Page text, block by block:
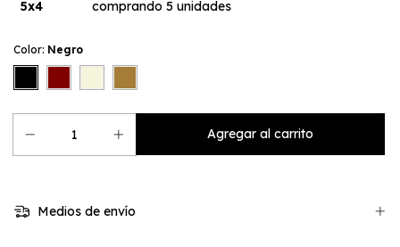
5x4
comprando 5 unidades
Color: Negro
Medios de envío